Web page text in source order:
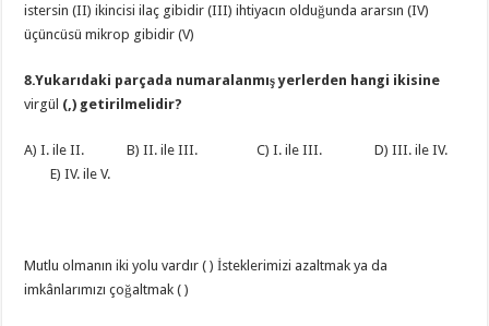
istersin (II) ikincisi ilaç gibidir (III) ihtiyacın olduğunda ararsın (IV)
üçüncüsü mikrop gibidir (V)
8.Yukarıdaki parçada numaralanmış yerlerden hangi ikisine
virgül (,) getirilmelidir?
A) I. ile II. B) II. ile III. C) I. ile III. D) III. ile IV.
E) IV. ile V.
Mutlu olmanın iki yolu vardır ( ) İsteklerimizi azaltmak ya da
imkânlarımızı çoğaltmak ( )